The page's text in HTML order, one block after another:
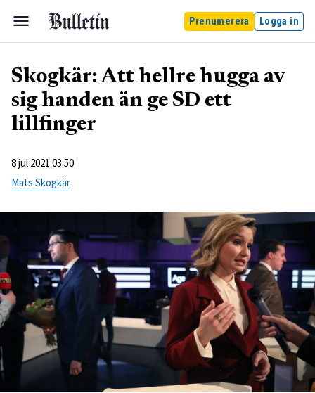
Prenumerera Logga in
Skogkär: Att hellre hugga av
sig handen än ge SD ett
lillfinger
8 jul 2021 03:50
Mats Skogkär